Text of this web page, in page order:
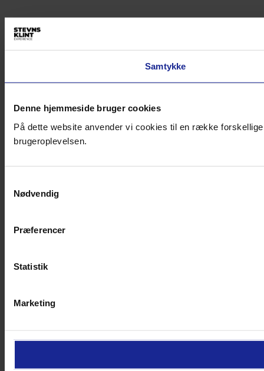
Samtykke
Denne hjemmeside bruger cookies
På dette website anvender vi cookies til en række
brugeroplevelsen.
Nødvendig
Præferencer
Statistik
Marketing